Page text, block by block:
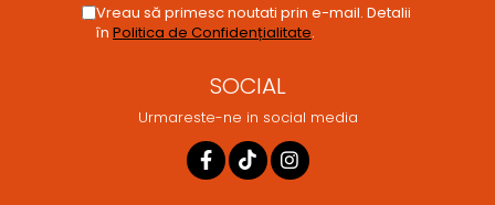
Vreau să primesc noutati prin e-mail. Detalii
în Politica de Confidențialitate.
SOCIAL
Urmareste-ne in social media